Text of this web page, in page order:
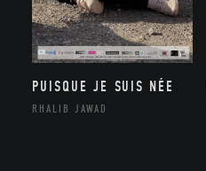
PUISQUE JE SUIS NÉE
RHALIB JAWAD